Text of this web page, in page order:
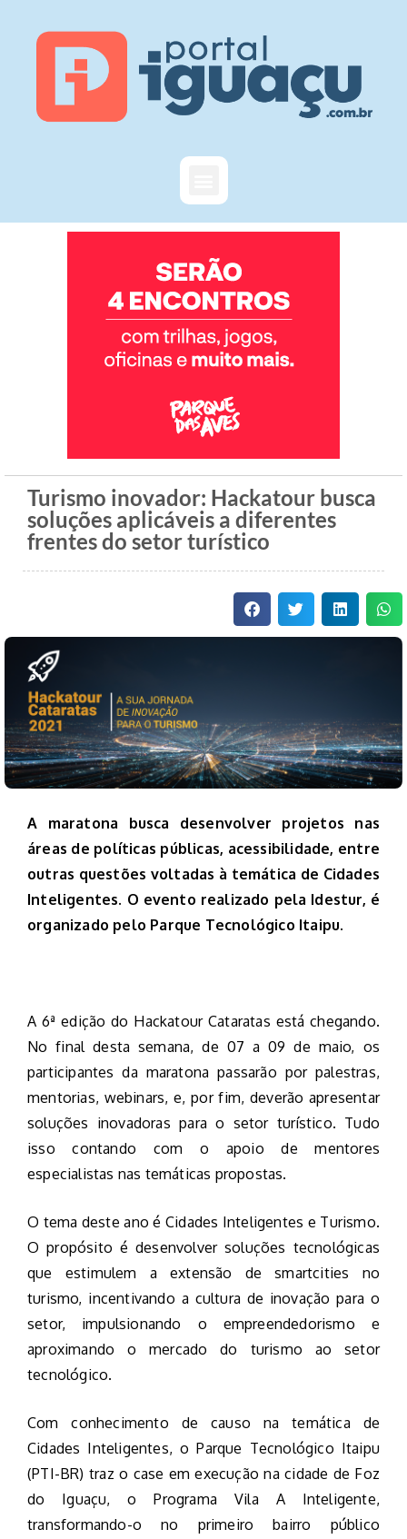
Turismo inovador: Hackatour busca
soluções aplicáveis a diferentes
frentes do setor turístico
A maratona busca desenvolver projetos nas
áreas de políticas públicas, acessibilidade, entre
outras questões voltadas à temática de Cidades
Inteligentes. O evento realizado pela Idestur, é
organizado pelo Parque Tecnológico Itaipu.
A 6ª edição do Hackatour Cataratas está chegando.
No final desta semana, de 07 a 09 de maio, os
participantes da maratona passarão por palestras,
mentorias, webinars, e, por fim, deverão apresentar
soluções inovadoras para o setor turístico. Tudo
isso contando com o apoio de mentores
especialistas nas temáticas propostas.
O tema deste ano é Cidades Inteligentes e Turismo.
O propósito é desenvolver soluções tecnológicas
que estimulem a extensão de smartcities no
turismo, incentivando a cultura de inovação para o
setor, impulsionando o empreendedorismo e
aproximando o mercado do turismo ao setor
tecnológico.
Com conhecimento de causo na temática de
Cidades Inteligentes, o Parque Tecnológico Itaipu
(PTI-BR) traz o case em execução na cidade de Foz
do Iguaçu, o Programa Vila A Inteligente,
transformando-o no primeiro bairro público